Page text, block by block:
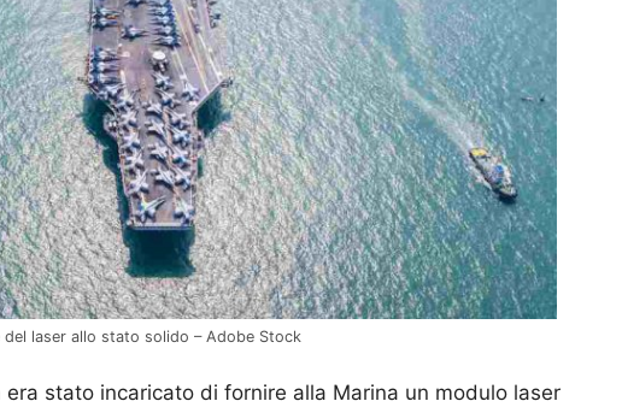
laser allo stato solido – Adobe Stock
era stato incaricato di fornire alla Marina un modulo laser